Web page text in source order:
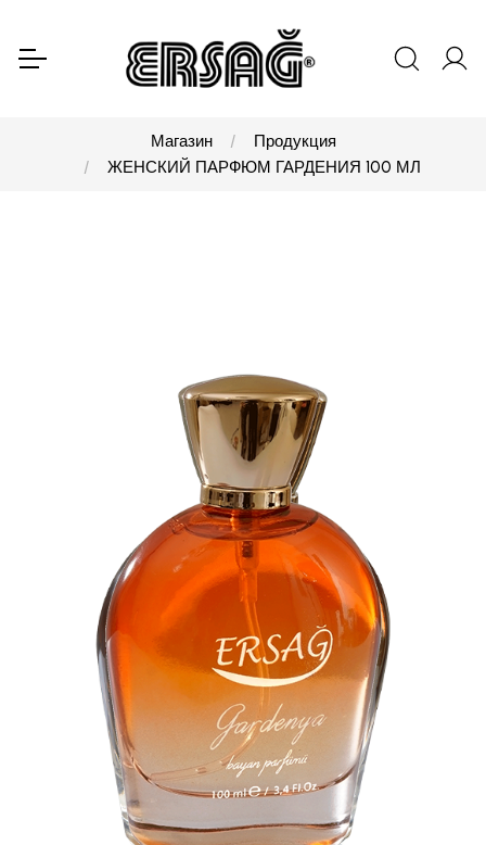
Магазин
Продукция
ЖЕНСКИЙ ПАРФЮМ ГАРДЕНИЯ 100 МЛ